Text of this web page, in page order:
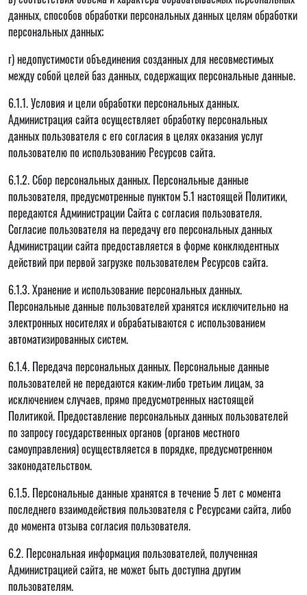
данных, способов обработки персональных данных целям обработки
персональных данных;
г) недопустимости объединения созданных для несовместимых
между собой целей баз данных, содержащих персональные данные.
6.1.1. Условия и цели обработки персональных данных.
Администрация сайта осуществляет обработку персональных
данных пользователя с его согласия в целях оказания услуг
пользователю по использованию Ресурсов сайта.
6.1.2. Сбор персональных данных. Персональные данные
пользователя, предусмотренные пунктом 5.1 настоящей Политики,
передаются Администрации Сайта с согласия пользователя.
Согласие пользователя на передачу его персональных данных
Администрации сайта предоставляется в форме конклюдентных
действий при первой загрузке пользователем Ресурсов сайта.
6.1.3. Хранение и использование персональных данных.
Персональные данные пользователей хранятся исключительно на
электронных носителях и обрабатываются с использованием
автоматизированных систем.
6.1.4. Передача персональных данных. Персональные данные
пользователей не передаются каким-либо третьим лицам, за
исключением случаев, прямо предусмотренных настоящей
Политикой. Предоставление персональных данных пользователей
по запросу государственных органов (органов местного
самоуправления) осуществляется в порядке, предусмотренном
законодательством.
6.1.5. Персональные данные хранятся в течение 5 лет с момента
последнего взаимодействия пользователя с Ресурсами сайта, либо
до момента отзыва согласия пользователя.
6.2. Персональная информация пользователей, полученная
Администрацией сайта, не может быть доступна другим
пользователям.